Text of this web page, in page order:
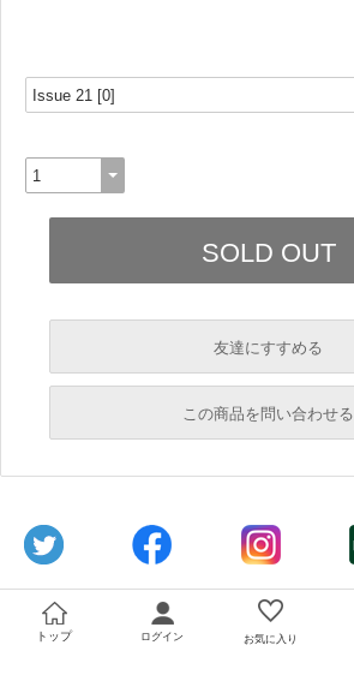
友達にすすめる
必須
この商品を問い合わせる
トップ ログイン お気に入り